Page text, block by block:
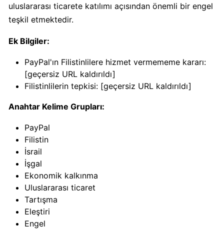
Kimin
Sahibi
Danone
Boykot
mu?
Kimin
Kim?
Dominos
Boykot
mu?
Dominos
Kimin
Sahibi
uluslararası ticarete katılımı açısından önemli bir engel
teşkil etmektedir.
Ek Bilgiler:
PayPal'ın Filistinlilere hizmet vermememe kararı:
[geçersiz URL kaldırıldı]
Filistinlilerin tepkisi: [geçersiz URL kaldırıldı]
Anahtar Kelime Grupları:
PayPal
Filistin
İsrail
İşgal
Ekonomik kalkınma
Uluslararası ticaret
Tartışma
Eleştiri
Engel